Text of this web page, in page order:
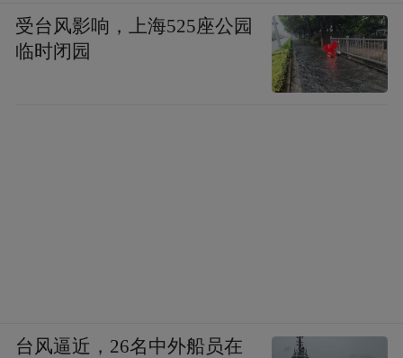
受台风影响，上海525座公园
临时闭园
台风逼近，26名中外船员在